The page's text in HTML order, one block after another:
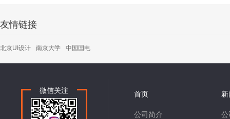
友情链接
北京UI设计 南京大学 中国国电
微信关注 首页
公司简介
公